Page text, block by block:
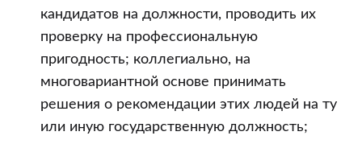
кандидатов на должности, проводить их
проверку на профессиональную
пригодность; коллегиально, на
многовариантной основе принимать
решения о рекомендации этих людей на ту
или иную государственную должность;